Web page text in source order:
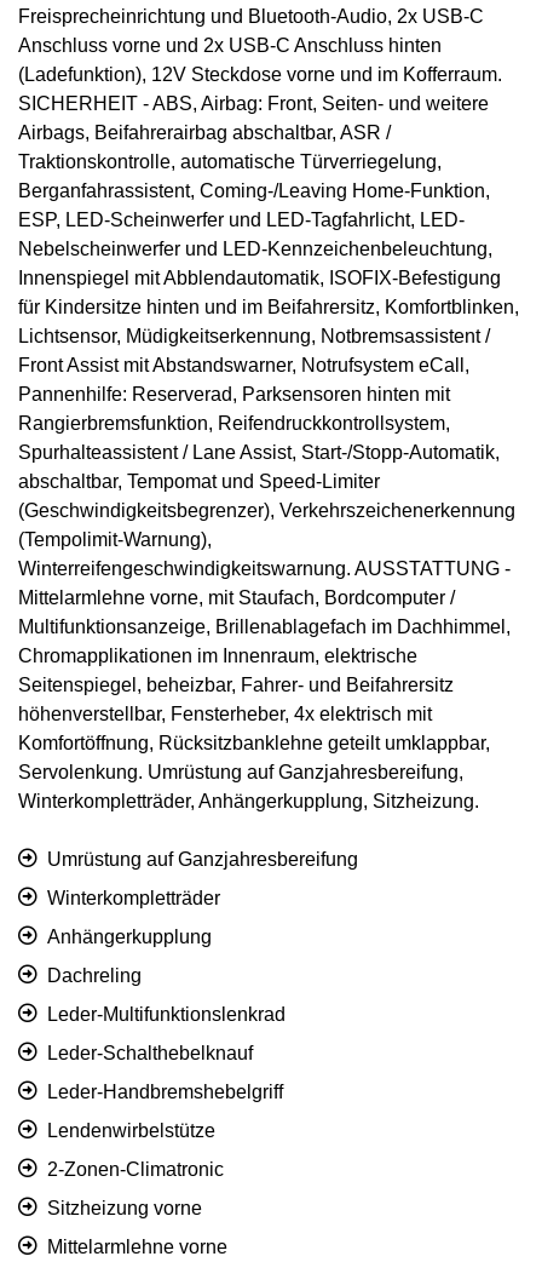
Freisprecheinrichtung und Bluetooth-Audio, 2x USB-C
Anschluss vorne und 2x USB-C Anschluss hinten
(Ladefunktion), 12V Steckdose vorne und im Kofferraum.
SICHERHEIT - ABS, Airbag: Front, Seiten- und weitere
Airbags, Beifahrerairbag abschaltbar, ASR /
Traktionskontrolle, automatische Türverriegelung,
Berganfahrassistent, Coming-/Leaving Home-Funktion,
ESP, LED-Scheinwerfer und LED-Tagfahrlicht, LED-
Nebelscheinwerfer und LED-Kennzeichenbeleuchtung,
Innenspiegel mit Abblendautomatik, ISOFIX-Befestigung
für Kindersitze hinten und im Beifahrersitz, Komfortblinken,
Lichtsensor, Müdigkeitserkennung, Notbremsassistent /
Front Assist mit Abstandswarner, Notrufsystem eCall,
Pannenhilfe: Reserverad, Parksensoren hinten mit
Rangierbremsfunktion, Reifendruckkontrollsystem,
Spurhalteassistent / Lane Assist, Start-/Stopp-Automatik,
abschaltbar, Tempomat und Speed-Limiter
(Geschwindigkeitsbegrenzer), Verkehrszeichenerkennung
(Tempolimit-Warnung),
Winterreifengeschwindigkeitswarnung. AUSSTATTUNG -
Mittelarmlehne vorne, mit Staufach, Bordcomputer /
Multifunktionsanzeige, Brillenablagefach im Dachhimmel,
Chromapplikationen im Innenraum, elektrische
Seitenspiegel, beheizbar, Fahrer- und Beifahrersitz
höhenverstellbar, Fensterheber, 4x elektrisch mit
Komfortöffnung, Rücksitzbanklehne geteilt umklappbar,
Servolenkung. Umrüstung auf Ganzjahresbereifung,
Winterkompletträder, Anhängerkupplung, Sitzheizung.
Umrüstung auf Ganzjahresbereifung
Winterkompletträder
Anhängerkupplung
Dachreling
Leder-Multifunktionslenkrad
Leder-Schalthebelknauf
Leder-Handbremshebelgriff
Lendenwirbelstütze
2-Zonen-Climatronic
Sitzheizung vorne
Mittelarmlehne vorne